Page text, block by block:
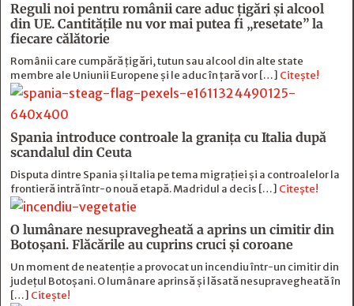
Reguli noi pentru românii care aduc țigări și alcool
din UE. Cantitățile nu vor mai putea fi „resetate” la
fiecare călătorie
Românii care cumpără țigări, tutun sau alcool din alte state
membre ale Uniunii Europene și le aduc în țară vor […] Citește!
Spania introduce controale la granița cu Italia după
scandalul din Ceuta
Disputa dintre Spania și Italia pe tema migrației și a controalelor la
frontieră intră într-o nouă etapă. Madridul a decis […] Citește!
O lumânare nesupravegheată a aprins un cimitir din
Botoșani. Flăcările au cuprins cruci și coroane
Un moment de neatenție a provocat un incendiu într-un cimitir din
județul Botoșani. O lumânare aprinsă și lăsată nesupravegheată în
[…] Citește!